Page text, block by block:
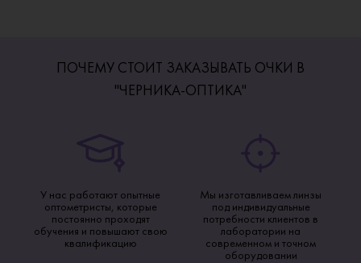
ПОЧЕМУ СТОИТ ЗАКАЗЫВАТЬ ОЧКИ В
"ЧЕРНИКА-ОПТИКА"
У нас работают опытные
оптометристы, которые
постоянно проходят
обучения и повышают свою
квалификацию
Мы изготавливаем линзы
под индивидуальные
потребности клиентов в
лаборатории на
современном и точном
оборудовании